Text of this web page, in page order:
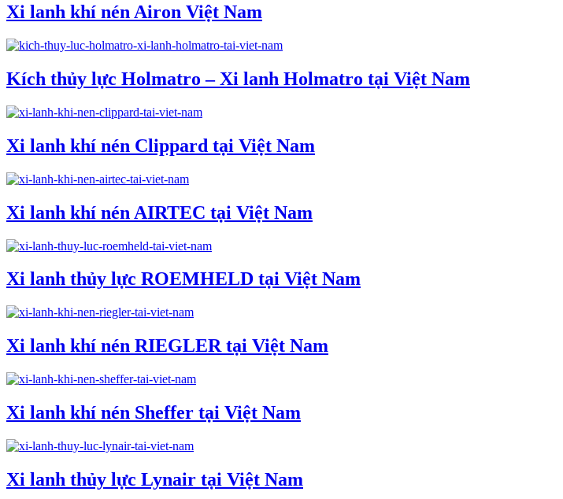
Xi lanh khí nén Airon Việt Nam
Kích thủy lực Holmatro – Xi lanh Holmatro tại Việt Nam
Xi lanh khí nén Clippard tại Việt Nam
Xi lanh khí nén AIRTEC tại Việt Nam
Xi lanh thủy lực ROEMHELD tại Việt Nam
Xi lanh khí nén RIEGLER tại Việt Nam
Xi lanh khí nén Sheffer tại Việt Nam
Xi lanh thủy lực Lynair tại Việt Nam